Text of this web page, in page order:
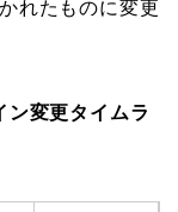
れたものに変更
ン変更タイムラ